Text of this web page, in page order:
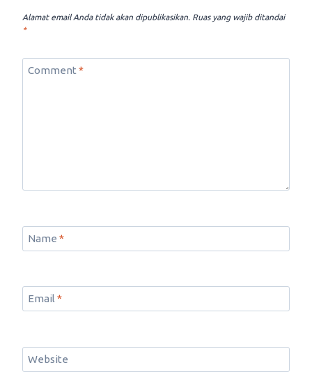
Alamat email Anda tidak akan dipublikasikan. Ruas yang wajib ditandai
*
Comment *
Name *
Email *
Website